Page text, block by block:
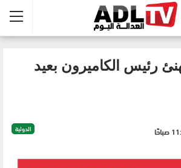
رئيس الكاميرون بعيد
الدولية